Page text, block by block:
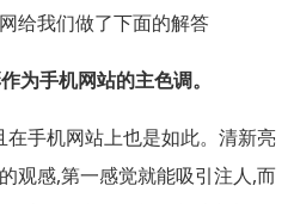
给我们做了下面的解答
为手机网站的主色调。
手机网站上也是如此。清新亮
观感,第一感觉就能吸引注人,而